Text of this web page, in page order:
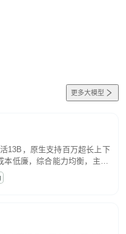
更多大模型
13B，原生支持百万超长上下
本低廉，综合能力均衡，主打
容创作、基础 RAG、批量